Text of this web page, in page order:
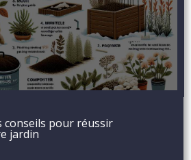
conseils pour réussir
jardin